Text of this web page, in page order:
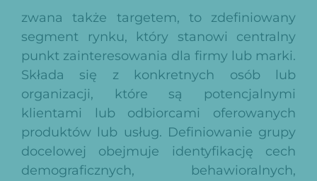
zwana także targetem, to zdefiniowany
segment rynku, który stanowi centralny
punkt zainteresowania dla firmy lub marki.
Składa się z konkretnych osób lub
organizacji, które są potencjalnymi
klientami lub odbiorcami oferowanych
produktów lub usług. Definiowanie grupy
docelowej obejmuje identyfikację cech
demograficznych, behawioralnych,